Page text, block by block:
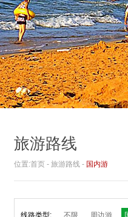
旅游路线
位置:首页 - 旅游路线 - 国内游
线路类型: 不限 周边游